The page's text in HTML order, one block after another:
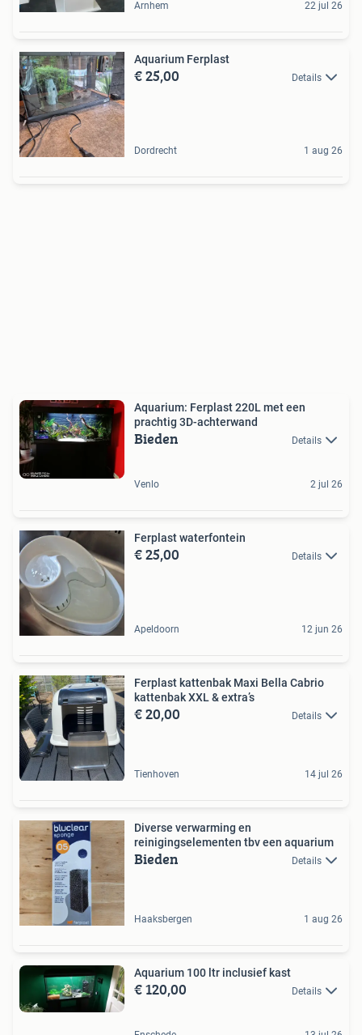
Arnhem 22 jul 26
Aquarium Ferplast
€ 25,00 Details
Dordrecht 1 aug 26
Aquarium: Ferplast 220L met een
prachtig 3D-achterwand
Bieden Details
Venlo 2 jul 26
Ferplast waterfontein
€ 25,00 Details
Apeldoorn 12 jun 26
Ferplast kattenbak Maxi Bella Cabrio
kattenbak XXL & extra’s
€ 20,00 Details
Tienhoven 14 jul 26
Diverse verwarming en
reinigingselementen tbv een aquarium
Bieden Details
Haaksbergen 1 aug 26
Aquarium 100 ltr inclusief kast
€ 120,00 Details